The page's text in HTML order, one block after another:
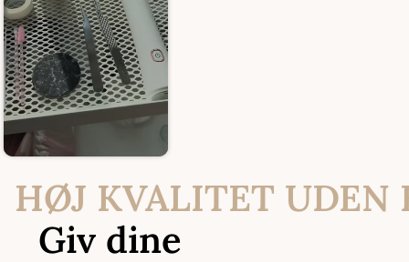
HØJ KVALITET UDEN
Giv dine